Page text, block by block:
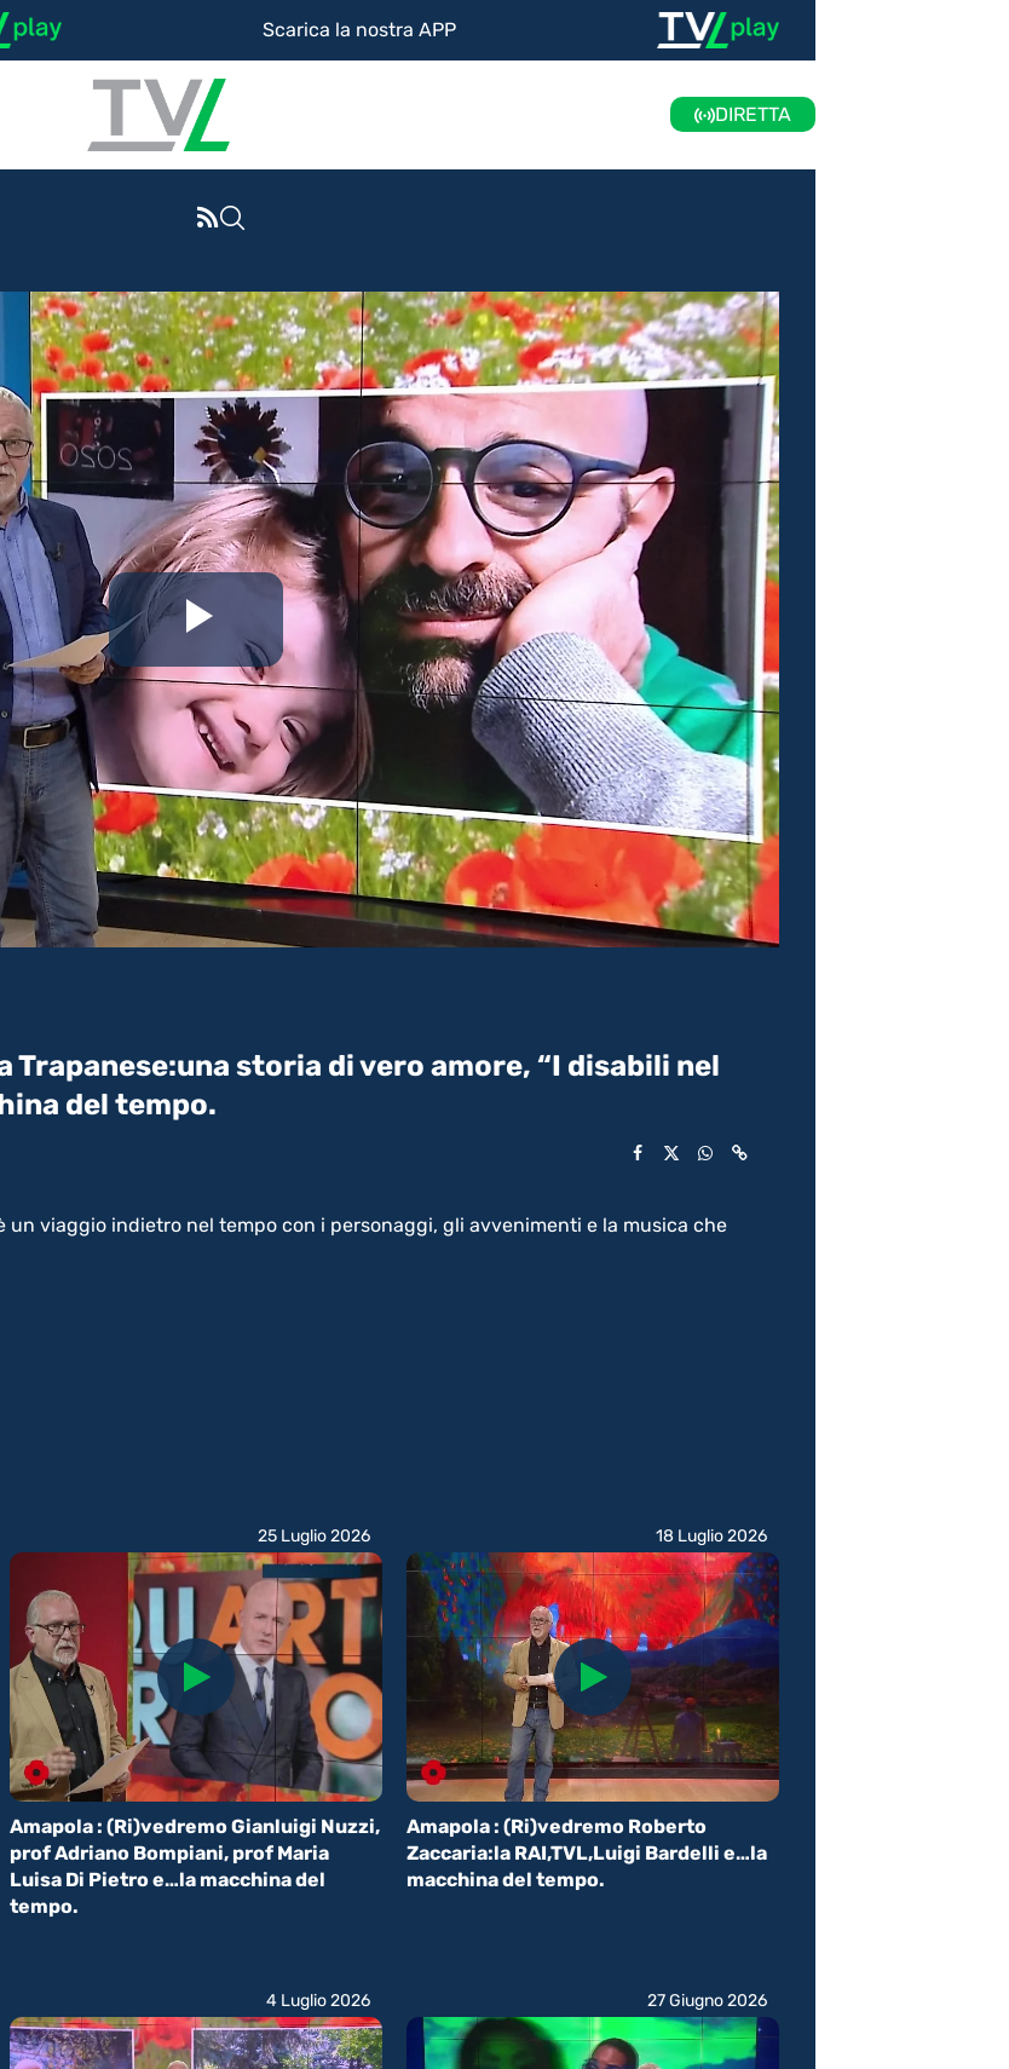
Scarica la nostra APP
DIRETTA
Riproduci
il
video
Trapanese:una storia di vero amore, “I disabili nel
del tempo.
un viaggio indietro nel tempo con i personaggi, gli avvenimenti e la musica che
Amapola : (Ri)vedremo Gianluigi Nuzzi,
prof Adriano Bompiani, prof Maria
Luisa Di Pietro e…la macchina del
tempo.
25 Luglio 2026
Amapola : (Ri)vedremo Roberto
Zaccaria:la RAI,TVL,Luigi Bardelli e…la
macchina del tempo.
18 Luglio 2026
4 Luglio 2026 27 Giugno 2026